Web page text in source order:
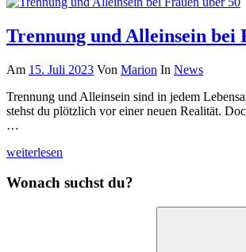
Trennung und Alleinsein bei
Am 15. Juli 2023 Von Marion In News
Trennung und Alleinsein sind in jedem
stehst du plötzlich vor einer neuen Realität.
…
weiterlesen
Wonach suchst du?